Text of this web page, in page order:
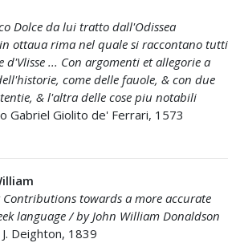
Dolce da lui tratto dall'Odissea
ottaua rima nel quale si raccontano tutti
... Con argomenti et allegorie a
come delle fauole, & con due
& l'altra delle cose piu notabili
Gabriel Giolito de' Ferrari, 1573
Contributions towards a more accurate
language / by John William Donaldson
J. Deighton, 1839